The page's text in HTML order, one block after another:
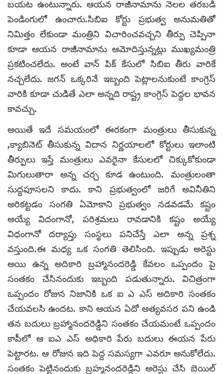
బయట ఉంటున్నారు. ఆయన రాజీనామాను నెలల తరబడి
పెండింగులో ఉంచారు.సిబిఐ కోర్టు ప్రభుత్వ అనుమతితో
నిమిత్తం లేకుండా మంత్రిని విచారించవచ్చని తీర్పు చెప్పినా
కూడా ఆయన రాజీనామాను ఆమోదిస్తున్నట్లు ముఖ్యమంత్రి
ప్రకటించలేదు. అంటే వాన్ పిక్ కేసులో సిబిఐ తీరు వారికే
నచ్చలేదు. జగన్ ఒక్కరినే ఇబ్బంది పెట్లాలనుకుంటే కాంగ్రెస్
వారికి కూడా చుడితే ఎలా అన్నది రాష్ట్ర కాంగ్రెస్ పెద్దల భావన
కావచ్చు.
అయితే ఇదే సమయంలో ఈరకంగా మంత్రులు తీసుకున్న
,క్యాబినెట్ తీసుకున్న విదాన నిర్ణయాలలో కోర్టులు ఇలాంటి
తీర్పులు ఇస్తే మంత్రులు ఎవరైనా కేసులలో చిక్కుకోకుండా
మిగులుతారా అన్న చర్చ కూడ ఉంటుంది. మంత్రులంతా
సుద్దపూసలని కాదు. కాని ప్రభుత్వంలో జరిగే అవినీతిని
అరికట్టడం సంగతి ఏమోకాని ప్రభుత్వం నడవడమే కష్టం
అయ్యే విదంగానో, పరిశ్రమలు రావడానికి కష్టం అయ్యే
విధంగానో దర్యాప్తు సంస్థలు పనిచేస్తే ఎలా అన్న ప్రశ్న
వస్తుంది.ఈ మధ్య ఒక సంగతి తెలిసింది. ఇప్పుడు అరెస్టు
అయి ఉన్న అదికారి బ్రహ్మానందరెడ్డి కేవలం ఒప్పందం పై
సంతకం చేసినందుకు ఇబ్బంది పడుతున్నారు. విచిత్రంగా
ఒప్పందం రోజున నిజానికి ఒక ఐ ఎ ఎస్ అదికారి సంతకం
చేయవలసి ఉందట. కాని ఆయన ఏదో అత్యవసర పని ఉండి
తన బదులు బ్రహ్మానందరెడ్డిని సంతకం చేయమంటే ఒప్పందం
కాపీలో ఆ ఐఎ ఎస్ అధికారి పేరు బదులు ఈయన పేరు
పెట్టారట. ఆ రోజున ఇది పెద్ద సమస్యగా ఎవరూ అనుకోలేదు.
సంతకం పెట్టినందుకు బ్రహ్మనందరెడ్డిని అరెస్టు చేసి బెయిల్